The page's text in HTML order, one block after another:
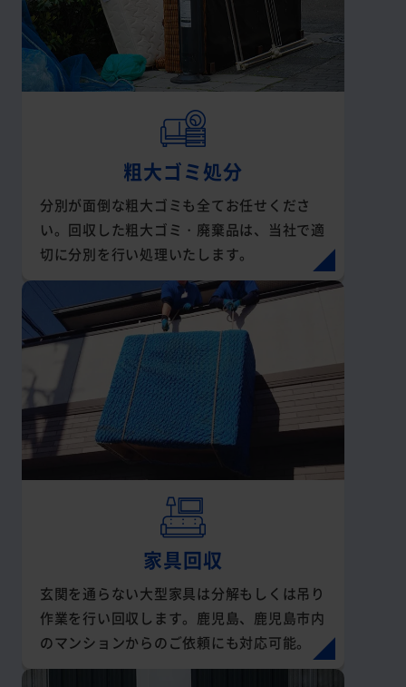
粗大ゴミ処分
分別が面倒な粗大ゴミも全てお任せくださ
い。回収した粗大ゴミ・廃棄品は、当社で適
切に分別を行い処理いたします。
家具回収
玄関を通らない大型家具は分解もしくは吊り
作業を行い回収します。鹿児島、鹿児島市内
のマンションからのご依頼にも対応可能。